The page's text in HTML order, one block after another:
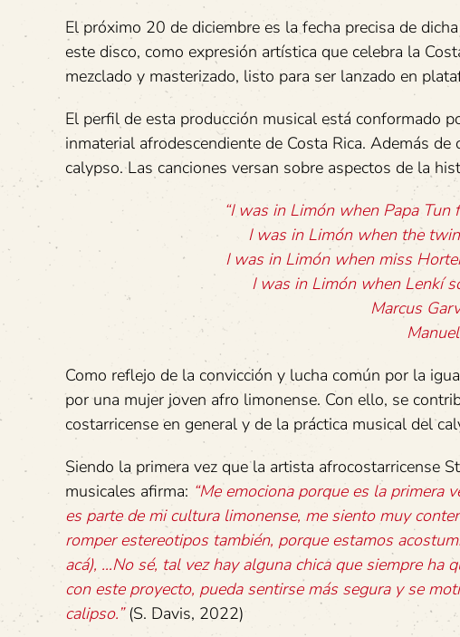
El próximo 20 de diciembre es la fecha precisa de
este disco, como expresión artística que celebra la
mezclado y masterizado, listo para ser lanzado en
El perfil de esta producción musical está conformado
inmaterial afrodescendiente de Costa Rica. Además
calypso. Las canciones versan sobre aspectos de la
“I was in Limón when Papa Tun
I was in Limón when the
I was in Limón when miss
I was in Limón when Lenkí
Marcus
Manuel
Como reflejo de la convicción y lucha común por la
por una mujer joven afro limonense. Con ello, se
costarricense en general y de la práctica musical del
Siendo la primera vez que la artista afrocostarricense
musicales afirma: “Me emociona porque es la primera
es parte de mi cultura limonense, me siento muy
romper estereotipos también, porque estamos
acá), …No sé, tal vez hay alguna chica que siempre ha
con este proyecto, pueda sentirse más segura y se
calipso.”(S. Davis, 2022)